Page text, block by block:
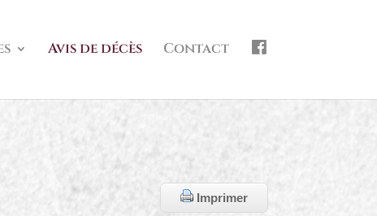
Avis de décès Contact
Imprimer